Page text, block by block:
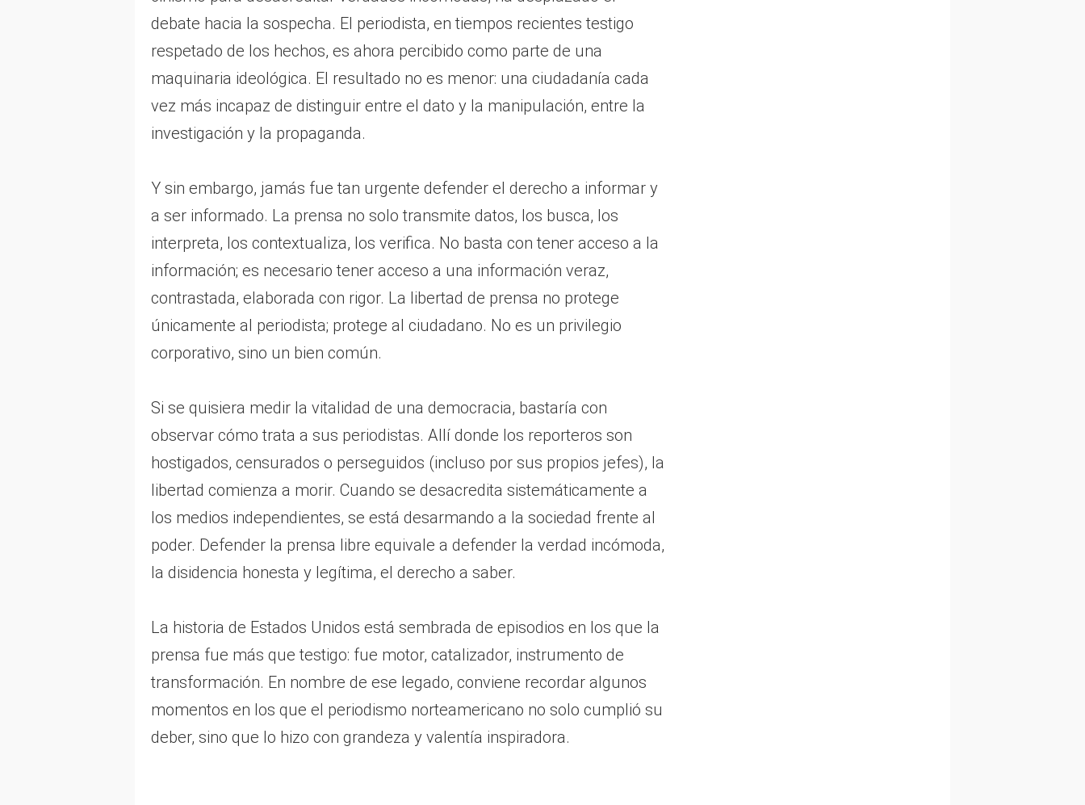
debate hacia la sospecha. El periodista, en tiempos recientes testigo
respetado de los hechos, es ahora percibido como parte de una
maquinaria ideológica. El resultado no es menor: una ciudadanía cada
vez más incapaz de distinguir entre el dato y la manipulación, entre la
investigación y la propaganda.
Y sin embargo, jamás fue tan urgente defender el derecho a informar y
a ser informado. La prensa no solo transmite datos, los busca, los
interpreta, los contextualiza, los verifica. No basta con tener acceso a la
información; es necesario tener acceso a una información veraz,
contrastada, elaborada con rigor. La libertad de prensa no protege
únicamente al periodista; protege al ciudadano. No es un privilegio
corporativo, sino un bien común.
Si se quisiera medir la vitalidad de una democracia, bastaría con
observar cómo trata a sus periodistas. Allí donde los reporteros son
hostigados, censurados o perseguidos (incluso por sus propios jefes), la
libertad comienza a morir. Cuando se desacredita sistemáticamente a
los medios independientes, se está desarmando a la sociedad frente al
poder. Defender la prensa libre equivale a defender la verdad incómoda,
la disidencia honesta y legítima, el derecho a saber.
La historia de Estados Unidos está sembrada de episodios en los que la
prensa fue más que testigo: fue motor, catalizador, instrumento de
transformación. En nombre de ese legado, conviene recordar algunos
momentos en los que el periodismo norteamericano no solo cumplió su
deber, sino que lo hizo con grandeza y valentía inspiradora.